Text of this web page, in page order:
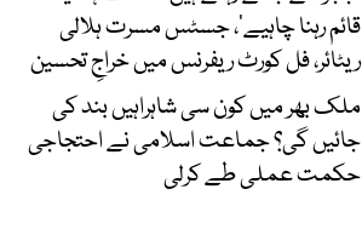
قائم رہنا چاہیے‘، جسٹس مسرت ہلالی
ریٹائر، فل کورٹ ریفرنس میں خراجِ تحسین
ملک بھر میں کون سی شاہراہیں بند کی
جائیں گی؟ جماعت اسلامی نے احتجاجی
حکمت عملی طے کرلی